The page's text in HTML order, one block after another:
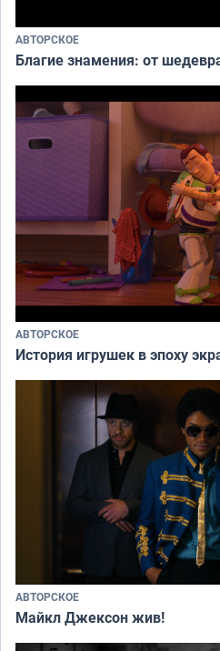
АВТОРСКОЕ
Благие знамения: от
АВТОРСКОЕ
История игрушек в эпоху
АВТОРСКОЕ
Майкл Джексон жив!